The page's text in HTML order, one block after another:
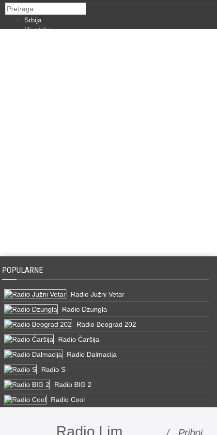
Srbija
Hrvatska
POPULARNE
Radio Južni Vetar
Radio Dzungla
Radio Beograd 202
Radio Čaršija
Radio Dalmacija
Radio S
Radio BIG 2
Radio Cool
Radio Lim / Priboj